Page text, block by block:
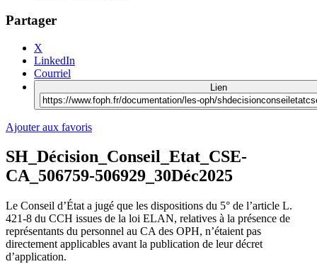
Partager
X
LinkedIn
Courriel
Lien
Ajouter aux favoris
SH_Décision_Conseil_Etat_CSE-
CA_506759-506929_30Déc2025
Le Conseil d’État a jugé que les dispositions du 5° de l’article L.
421-8 du CCH issues de la loi ELAN, relatives à la présence de
représentants du personnel au CA des OPH, n’étaient pas
directement applicables avant la publication de leur décret
d’application.